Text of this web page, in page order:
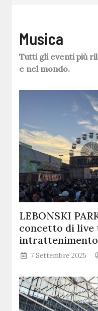
Musica
Tutti gli eventi più
e nel mondo.
LEBONSKI
concetto di live
7 Settembre 2025